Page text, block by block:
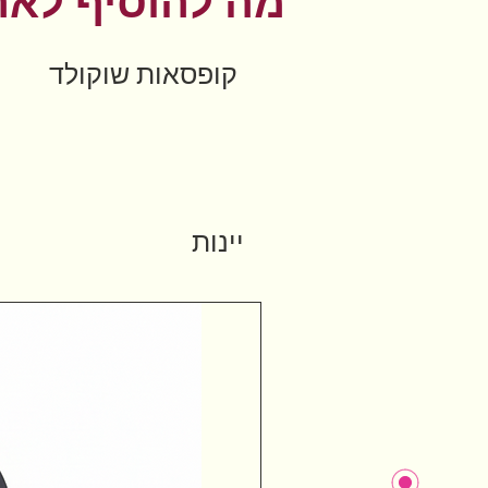
קופסאות שוקולד
יינות